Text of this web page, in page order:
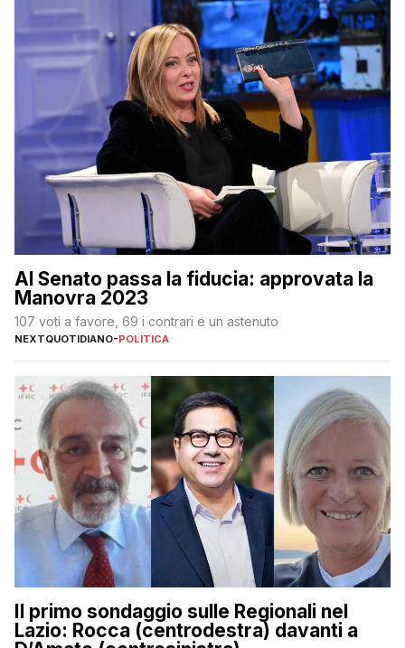
Al Senato passa la fiducia: approvata la
Manovra 2023
107 voti a favore, 69 i contrari e un astenuto
NEXTQUOTIDIANO-POLITICA
Il primo sondaggio sulle Regionali nel
Lazio: Rocca (centrodestra) davanti a